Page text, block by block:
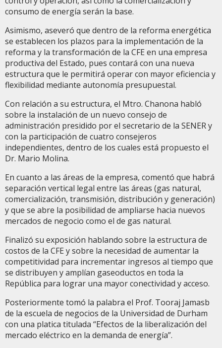
consumo de energía serán la base.
Asimismo, aseveró que dentro de la reforma energética
se establecen los plazos para la implementación de la
reforma y la transformación de la CFE en una empresa
productiva del Estado, pues contará con una nueva
estructura que le permitirá operar con mayor eficiencia y
flexibilidad mediante autonomía presupuestal.
Con relación a su estructura, el Mtro. Chanona habló
sobre la instalación de un nuevo consejo de
administración presidido por el secretario de la SENER y
con la participación de cuatro consejeros
independientes, dentro de los cuales está propuesto el
Dr. Mario Molina.
En cuanto a las áreas de la empresa, comentó que habrá
separación vertical legal entre las áreas (gas natural,
comercialización, transmisión, distribución y generación)
y que se abre la posibilidad de ampliarse hacia nuevos
mercados de negocio como el de gas natural.
Finalizó su exposición hablando sobre la estructura de
costos de la CFE y sobre la necesidad de aumentar la
competitividad para incrementar ingresos al tiempo que
se distribuyen y amplían gaseoductos en toda la
República para lograr una mayor conectividad y acceso.
Posteriormente tomó la palabra el Prof. Tooraj Jamasb
de la escuela de negocios de la Universidad de Durham
con una platica titulada “Efectos de la liberalización del
mercado eléctrico en la demanda de energía”.